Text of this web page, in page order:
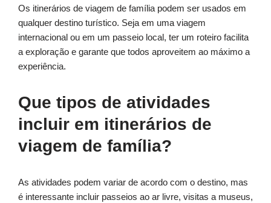
Os itinerários de viagem de família podem ser usados em
qualquer destino turístico. Seja em uma viagem
internacional ou em um passeio local, ter um roteiro facilita
a exploração e garante que todos aproveitem ao máximo a
experiência.
Que tipos de atividades
incluir em itinerários de
viagem de família?
As atividades podem variar de acordo com o destino, mas
é interessante incluir passeios ao ar livre, visitas a museus,